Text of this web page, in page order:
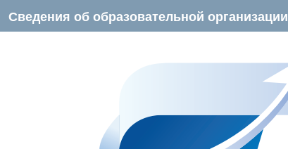
Сведения об образовательной организации